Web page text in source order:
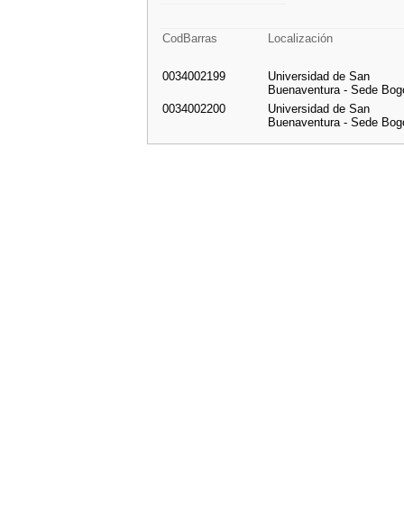
CodBarras Localización
0034002199
Universidad de San
Buenaventura - Sede
0034002200
Universidad de San
Buenaventura - Sede